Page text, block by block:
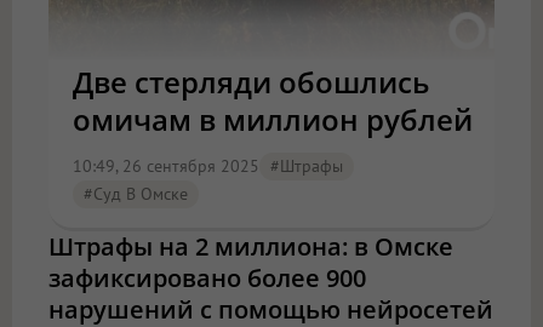
Две стерляди обошлись
омичам в миллион рублей
10:49, 26 сентября 2025
#штрафы
#Суд В Омске
Штрафы на 2 миллиона: в Омске
зафиксировано более 900
нарушений с помощью нейросетей